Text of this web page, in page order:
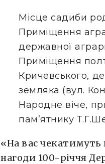
Місце садиби
Приміщення
державної
Приміщення
Кричевського,
земляка (вул.
Народне віче,
пам’ятнику
«На вас чекатимуть
нагоди 100-річчя